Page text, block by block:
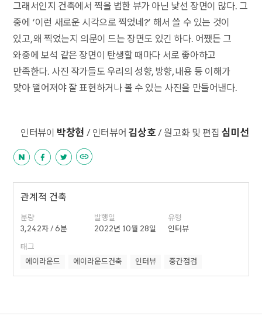
그래서인지 건축에서 찍을 법한 뷰가 아닌 낯선 장면이 많다. 그
중에 ‘이런 새로운 시각으로 찍었네?’ 해서 쓸 수 있는 것이
있고, 왜 찍었는지 의문이 드는 장면도 있긴 하다. 어쨌든 그
와중에 보석 같은 장면이 탄생할 때마다 서로 좋아하고
만족한다. 사진 작가들도 우리의 성향, 방향, 내용 등 이해가
맞아 떨어져야 잘 표현하거나 볼 수 있는 사진을 만들어낸다.
인터뷰이 박창현 / 인터뷰어 김상호/ 원고화 및 편집 심미선
관계적 건축
분량
3,242자 / 6분
발행일
2022년 10월 28일
유형
인터뷰
태그
에이라운드
에이라운드건축 인터뷰 중간점검